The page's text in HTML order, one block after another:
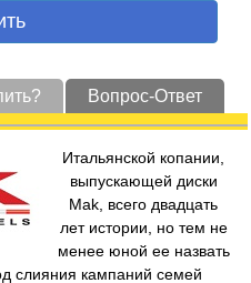
Вопрос-Ответ
Итальянской копании,
выпускающей диски
Mak, всего двадцать
лет истории, но тем не
менее юной ее назвать
слияния кампаний семей